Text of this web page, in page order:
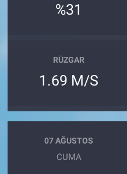
%31
RÜZGAR
1.69 M/S
07 AĞUSTOS
CUMA